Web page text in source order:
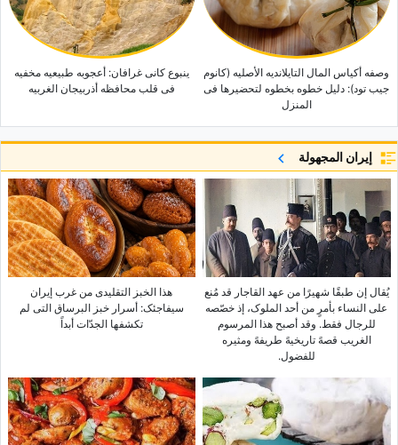
وصفه أکیاس المال التایلاندیه الأصلیه (کانوم
جیب تود): دلیل خطوه بخطوه لتحضیرها فی
المنزل
ینبوع کانی غرافان: أعجوبه طبیعیه مخفیه
فی قلب محافظه أذربیجان الغربیه
إيران المجهولة
یُقال إن طبقًا شهیرًا من عهد القاجار قد مُنع
على النساء بأمرٍ من أحد الملوک، إذ خصّصه
للرجال فقط. وقد أصبح هذا المرسوم
الغریب قصهً تاریخیهً طریفهً ومثیره
للفضول.
هذا الخبز التقلیدی من غرب إیران
سیفاجئک: أسرار خبز البرساق التی لم
تکشفها الجدّات أبداً